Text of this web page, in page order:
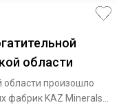
области
области произошло
фабрик KAZ Minerals.